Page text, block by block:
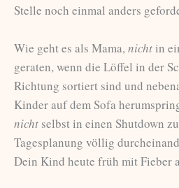
Stelle noch einmal anders
Wie geht es als Mama,nichtin
geraten, wenn die Löffel in der
Richtung sortiert sind und
Kinder auf dem Sofa
nicht selbst in einen Shutdown
Tagesplanung völlig
Dein Kind heute früh mit Fieber